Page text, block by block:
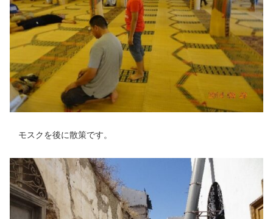
モスクを後に散策です。